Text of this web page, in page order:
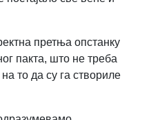
претња опстанку
пакта, што не треба
то да су га створиле